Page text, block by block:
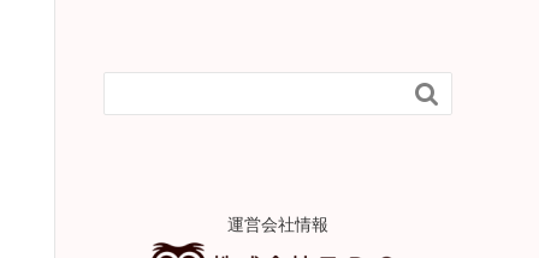

運営会社情報